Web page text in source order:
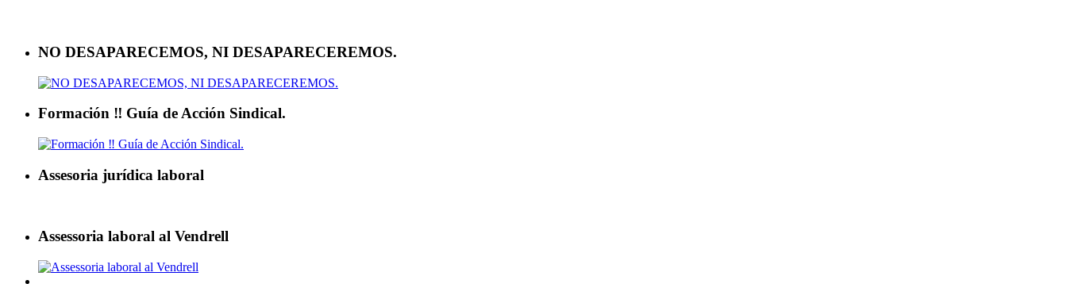
NO DESAPARECEMOS, NI DESAPARECEREMOS.
Formación ‼ Guía de Acción Sindical.
Assesoria jurídica laboral
Assessoria laboral al Vendrell